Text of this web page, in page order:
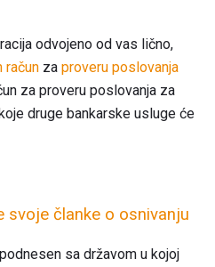
odvojeno od vas lično,
račun za proveru poslovanja
za proveru poslovanja za
druge bankarske usluge će
svoje članke o osnivanju
sa državom u kojoj